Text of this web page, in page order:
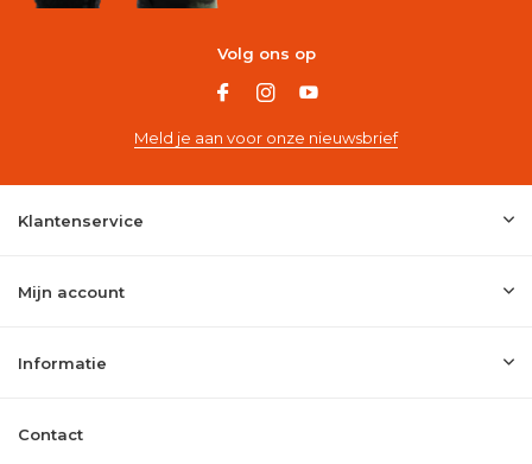
Volg ons op
Meld je aan voor onze nieuwsbrief
Klantenservice
Mijn account
Informatie
Contact